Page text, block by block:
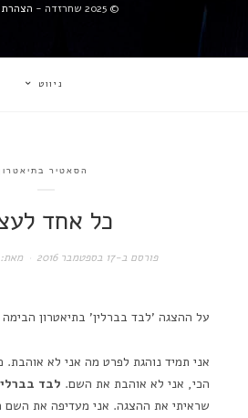
© 2025 שחרזדה - הצהרת
ניווט
הסאטיר
כל אחד
פורסם ב-17 בספטמבר 2016
על ההצגה 'לבד בברלין' בתיאטרון הבימה
אני תמיד נוהגת לפרט מה אני לא אוהבת.
הכי, אני לא אוהבת את השם. לבד
שראיתי את ההצגה. אני מעדיפה את